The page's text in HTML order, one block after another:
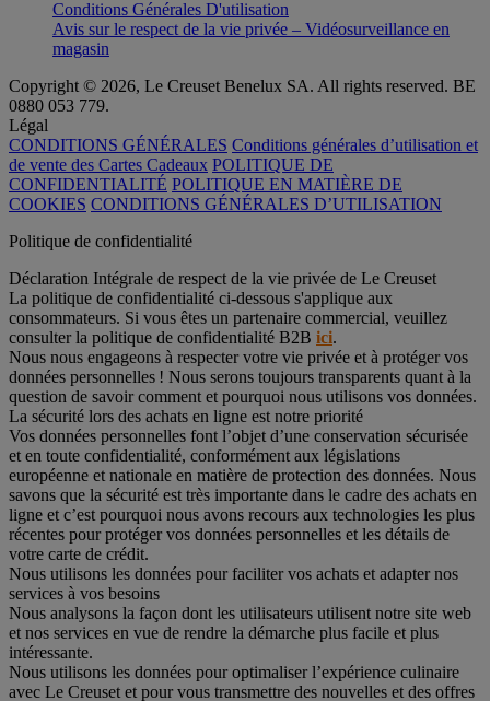
Conditions Générales D'utilisation
Avis sur le respect de la vie privée – Vidéosurveillance en
magasin
Copyright © 2026, Le Creuset Benelux SA. All rights reserved. BE
0880 053 779.
Légal
CONDITIONS GÉNÉRALES Conditions générales d’utilisation et
de vente des Cartes Cadeaux POLITIQUE DE
CONFIDENTIALITÉ POLITIQUE EN MATIÈRE DE
COOKIES CONDITIONS GÉNÉRALES D’UTILISATION
Politique de confidentialité
Déclaration Intégrale de respect de la vie privée de Le Creuset
La politique de confidentialité ci-dessous s'applique aux
consommateurs. Si vous êtes un partenaire commercial, veuillez
consulter la politique de confidentialité B2B ici.
Nous nous engageons à respecter votre vie privée et à protéger vos
données personnelles ! Nous serons toujours transparents quant à la
question de savoir comment et pourquoi nous utilisons vos données.
La sécurité lors des achats en ligne est notre priorité
Vos données personnelles font l’objet d’une conservation sécurisée
et en toute confidentialité, conformément aux législations
européenne et nationale en matière de protection des données. Nous
savons que la sécurité est très importante dans le cadre des achats en
ligne et c’est pourquoi nous avons recours aux technologies les plus
récentes pour protéger vos données personnelles et les détails de
votre carte de crédit.
Nous utilisons les données pour faciliter vos achats et adapter nos
services à vos besoins
Nous analysons la façon dont les utilisateurs utilisent notre site web
et nos services en vue de rendre la démarche plus facile et plus
intéressante.
Nous utilisons les données pour optimaliser l’expérience culinaire
avec Le Creuset et pour vous transmettre des nouvelles et des offres